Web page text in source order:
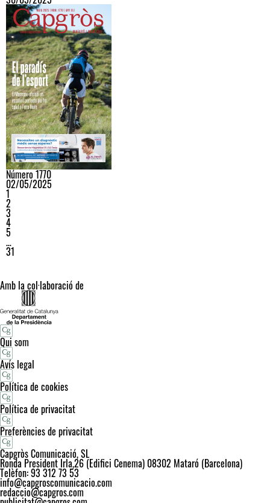
Número 1770
02/05/2025
1
2
3
4
5
…
31
Amb la col·laboració de
Qui som
Avís legal
Política de cookies
Política de privacitat
Preferències de privacitat
Capgròs Comunicació, SL
Ronda President Irla,26 (Edifici Cenema) 08302 Mataró (Barcelona)
Telèfon: 93 312 73 53
info@capgroscomunicacio.com
redaccio@capgros.com